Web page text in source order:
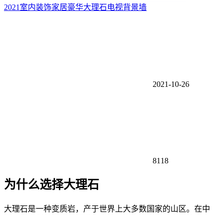
2021室内装饰家居豪华大理石电视背景墙
2021-10-26
8118
为什么选择大理石
大理石是一种变质岩，产于世界上大多数国家的山区。在中